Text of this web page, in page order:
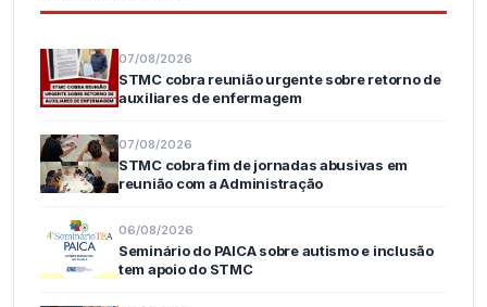
07/08/2026
STMC cobra reunião urgente sobre retorno de
auxiliares de enfermagem
07/08/2026
STMC cobra fim de jornadas abusivas em
reunião com a Administração
06/08/2026
Seminário do PAICA sobre autismo e inclusão
tem apoio do STMC